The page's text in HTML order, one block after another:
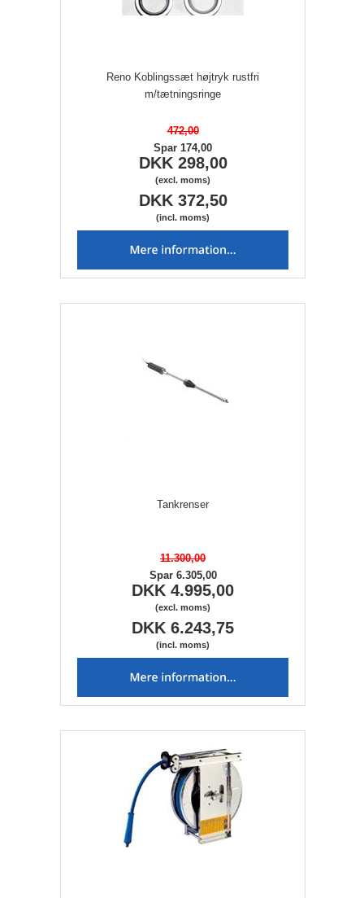
Reno Koblingssæt højtryk rustfri
m/tætningsringe
472,00
Spar 174,00
DKK 298,00
(excl. moms)
DKK 372,50
(incl. moms)
Tankrenser
11.300,00
Spar 6.305,00
DKK 4.995,00
(excl. moms)
DKK 6.243,75
(incl. moms)